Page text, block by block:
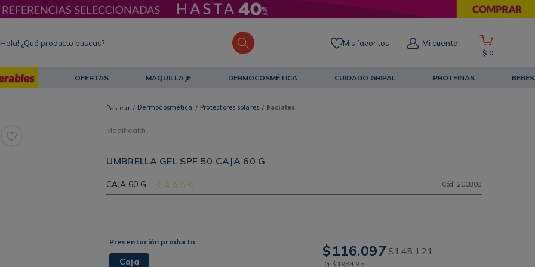
¿Qué producto buscas?
Mis favoritos Mi cuenta
$ 0
OFERTAS MAQUILLAJE DERMOCOSMÉTICA CUIDADO GRIPAL PROTEINAS BEBÉS
Dermocosmética Protectores solares Faciales
Medihealth
UMBRELLA GEL SPF 50 CAJA 60 G
CAJA 60 G ☆☆☆☆☆ Cód : 200808
Presentación producto
Caja
$116.097 $145.121
G $ 1934,95